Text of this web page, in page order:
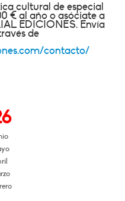
cultural de especial
€ al año o asóciate a
EDICIONES. Envía
de
contacto/